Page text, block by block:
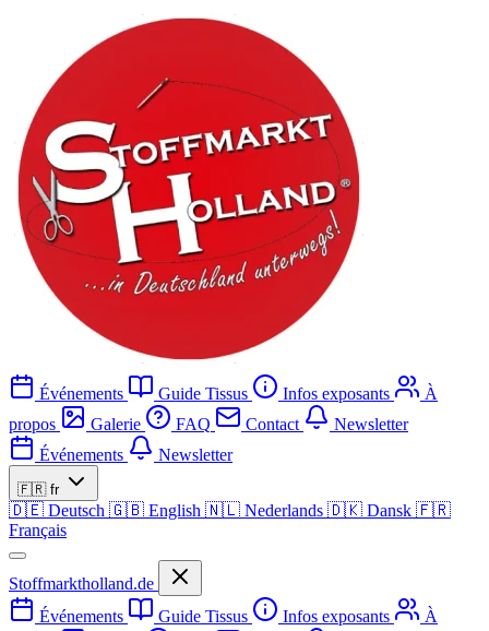
Événements Guide Tissus Infos exposants
À
propos
Galerie FAQ Contact
Newsletter
Événements
Newsletter
🇫🇷 fr
🇩🇪 Deutsch 🇬🇧 English 🇳🇱 Nederlands 🇩🇰 Dansk 🇫🇷
Français
Stoffmarktholland.de
Événements
Guide Tissus Infos exposants
À